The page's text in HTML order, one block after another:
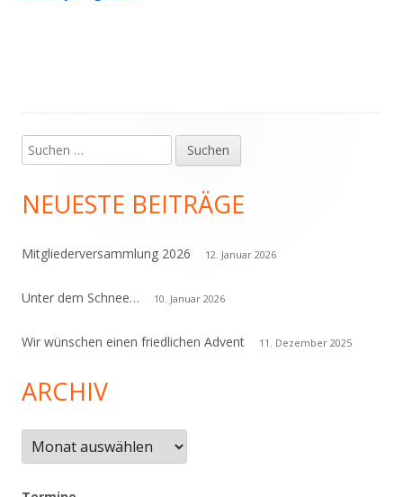
Haupt-
Seitenleiste
Suchen
nach:
NEUESTE BEITRÄGE
Mitgliederversammlung 2026 12. Januar 2026
Unter dem Schnee… 10. Januar 2026
Wir wünschen einen friedlichen Advent 11. Dezember 2025
ARCHIV
Archiv